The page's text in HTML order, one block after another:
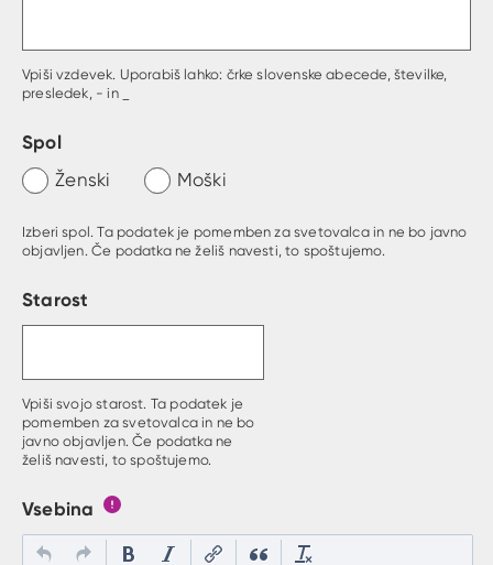
Vpiši vzdevek. Uporabiš lahko: črke slovenske abecede, številke,
presledek, - in _
Spol
Ženski Moški
Izberi spol. Ta podatek je pomemben za svetovalca in ne bo javno
objavljen. Če podatka ne želiš navesti, to spoštujemo.
Starost
Vpiši svojo starost. Ta podatek je
pomemben za svetovalca in ne bo
javno objavljen. Če podatka ne
želiš navesti, to spoštujemo.
Vsebina